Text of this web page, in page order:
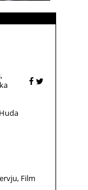
Huda
Film